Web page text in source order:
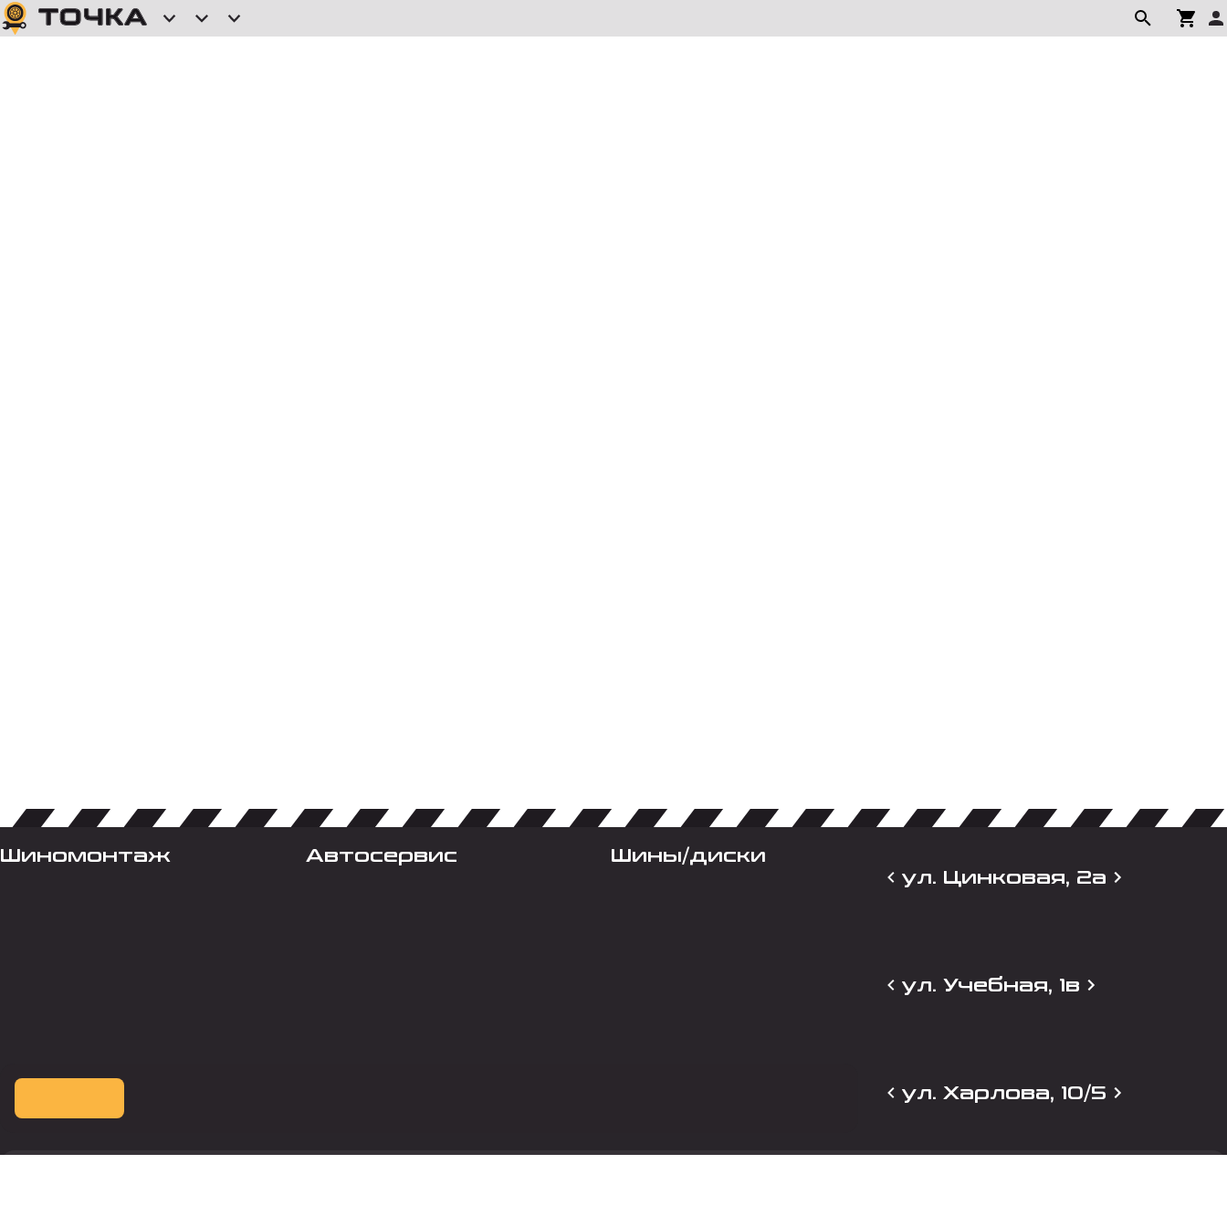
Шиномонтаж Автосервис
Шины/диски
ул. Цинковая, 2а
ул. Учебная, 1в
ул. Харлова, 10/5